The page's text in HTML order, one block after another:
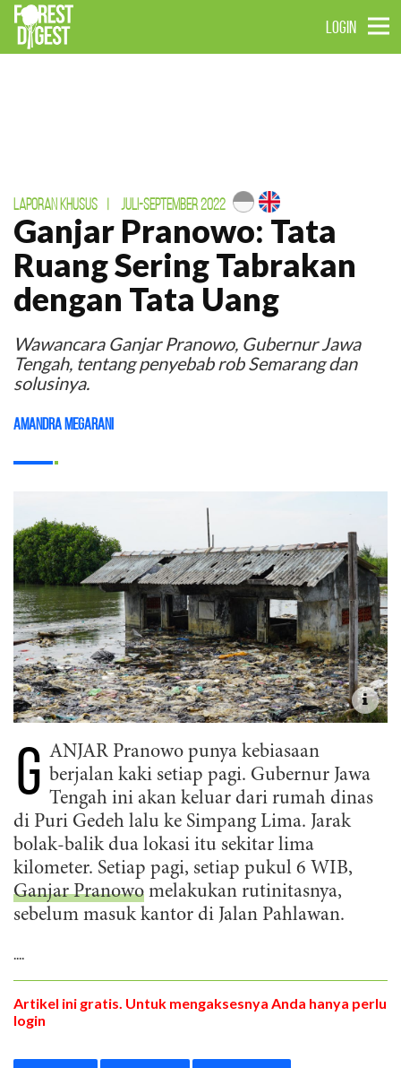
LOGIN
LAPORAN KHUSUS JULI-SEPTEMBER 2022
Ganjar Pranowo: Tata
Ruang Sering Tabrakan
dengan Tata Uang
Wawancara Ganjar Pranowo, Gubernur Jawa
Tengah, tentang penyebab rob Semarang dan
solusinya.
Amandra Megarani
G ANJAR Pranowo punya kebiasaan
berjalan kaki setiap pagi. Gubernur Jawa
Tengah ini akan keluar dari rumah dinas
di Puri Gedeh lalu ke Simpang Lima. Jarak
bolak-balik dua lokasi itu sekitar lima
kilometer. Setiap pagi, setiap pukul 6 WIB,
Ganjar Pranowo melakukan rutinitasnya,
sebelum masuk kantor di Jalan Pahlawan.
....
Artikel ini gratis. Untuk mengaksesnya Anda hanya perlu
login